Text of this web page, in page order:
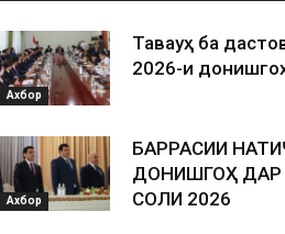
Ахбор
Таваҷҷуҳ ба
2026-и
Ахбор
БАРРАСИИ
ДОНИШГОҲ ДАР
СОЛИ 2026